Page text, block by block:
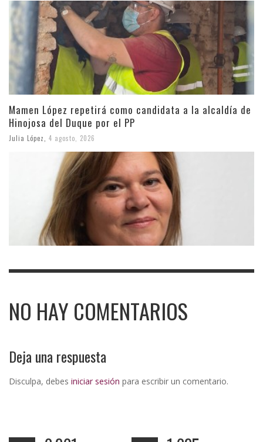
Mamen López repetirá como candidata a la alcaldía de
Hinojosa del Duque por el PP
Julia López 4 agosto, 2026
NO HAY COMENTARIOS
Deja una respuesta
Disculpa, debes iniciar sesión para escribir un comentario.